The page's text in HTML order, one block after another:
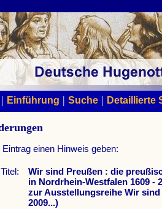
Einführung | Suche| Detaillierte
einen Hinweis geben:
Titel:
Wir sind Preußen : die
in Nordrhein-Westfalen 1609 -
zur Ausstellungsreihe Wir sind
2009...)